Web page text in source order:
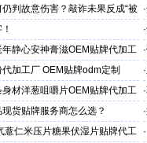
判故意伤害？敲诈未果反成“被 ·
·
静心安神膏滋OEM贴牌代加工
·
加工厂 OEM贴牌odm定制 ·
材洋葱咀嚼片OEM贴牌代加工
·
货贴牌服务商怎么选？ ·
薏仁米压片糖果伏湿片贴牌代工 ·